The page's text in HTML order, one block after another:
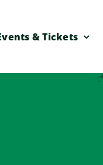
& Tickets